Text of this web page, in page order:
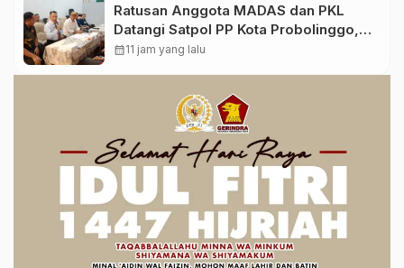
Ratusan Anggota MADAS dan PKL
Datangi Satpol PP Kota Probolinggo,
Bahas Penataan PKL
calendar_month11 jam yang lalu